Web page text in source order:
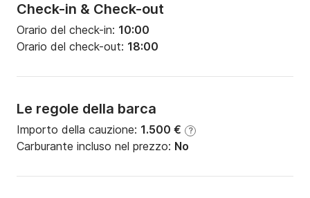
Check-in & Check-out
Orario del check-in: 10:00
Orario del check-out: 18:00
Le regole della barca
Importo della cauzione: 1.500 € ?
Carburante incluso nel prezzo: No